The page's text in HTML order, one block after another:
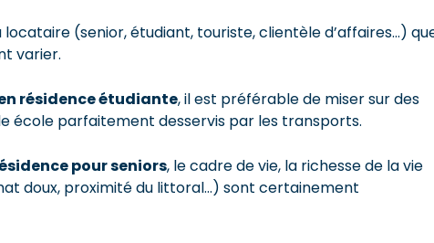
(senior, étudiant, touriste, clientèle d’affaires…)
varier.
résidence étudiante, il est préférable de miser sur des
école parfaitement desservis par les transports.
pour seniors, le cadre de vie, la richesse de la vie
doux, proximité du littoral…) sont certainement